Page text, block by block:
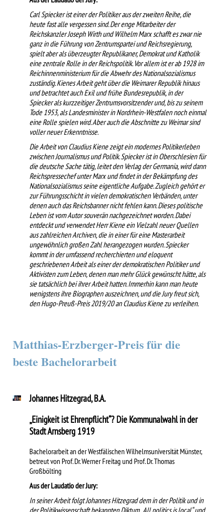
Carl Spiecker ist einer der Politiker aus der zweiten Reihe, die
heute fast alle vergessen sind. Der enge Mitarbeiter der
Reichskanzler Joseph Wirth und Wilhelm Marx schafft es zwar nie
ganz in die Führung von Zentrumspartei und Reichsregierung,
spielt aber als überzeugter Republikaner, Demokrat und Katholik
eine zentrale Rolle in der Reichspolitik. Vor allem ist er ab 1928 im
Reichinnenministerium für die Abwehr des Nationalsozialismus
zuständig. Kienes Arbeit geht über die Weimarer Republik hinaus
und betrachtet auch Exil und frühe Bundesrepublik, in der
Spiecker als kurzzeitiger Zentrumsvorsitzender und, bis zu seinem
Tode 1953, als Landesminister in Nordrhein-Westfalen noch einmal
eine Rolle spielen wird. Aber auch die Abschnitte zu Weimar sind
voller neuer Erkenntnisse.
Die Arbeit von Claudius Kiene zeigt ein modernes Politikerleben
zwischen Journalismus und Politik. Spiecker ist in Oberschlesien für
die deutsche Sache tätig, leitet den Verlag der Germania, wird dann
Reichspressechef unter Marx und findet in der Bekämpfung des
Nationalsozialismus seine eigentliche Aufgabe. Zugleich gehört er
zur Führungsschicht in vielen demokratischen Verbänden, unter
denen auch das Reichsbanner nicht fehlen kann. Dieses politische
Leben ist vom Autor souverän nachgezeichnet worden. Dabei
entdeckt und verwendet Herr Kiene ein Vielzahl neuer Quellen
aus zahlreichen Archiven, die in einer für eine Masterarbeit
ungewöhnlich großen Zahl herangezogen wurden. Spiecker
kommt in der umfassend recherchierten und eloquent
geschriebenen Arbeit als einer der demokratischen Politiker und
Aktivisten zum Leben, denen man mehr Glück gewünscht hätte, als
sie tatsächlich bei ihrer Arbeit hatten. Immerhin kann man heute
wenigstens ihre Biographen auszeichnen, und die Jury freut sich,
den Hugo-Preuß-Preis 2019/20 an Claudius Kiene zu verleihen.
Matthias-Erzberger-Preis für die
beste Bachelorarbeit
Johannes Hitzegrad, B.A.
„Einigkeit ist Ehrenpflicht“? Die Kommunalwahl in der
Stadt Arnsberg 1919
Bachelorarbeit an der Westfälischen Wilhelmsuniversität Münster,
betreut von Prof. Dr. Werner Freitag und Prof. Dr. Thomas
Großbölting
Aus der Laudatio der Jury:
In seiner Arbeit folgt Johannes Hitzegrad dem in der Politik und in
der Politikwissenschaft bekannten Diktum „All politics is local“ und